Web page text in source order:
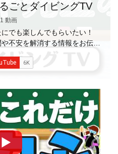
ごとダイビングTV
動画
でも楽しんでもらいたい！
不安を解消する情報をお伝え
ダイビングスクール。 PADI
認定実績。 常駐のプロイン
初心者からプロレベルま
は1,000本を超え、初心者の
心者向けツアーを毎週開催
大賞
「講習が上手なダ
教え方がうまいインストラク